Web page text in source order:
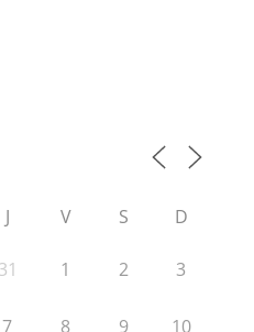
J V S D
31 1 2 3
7 8 9 10